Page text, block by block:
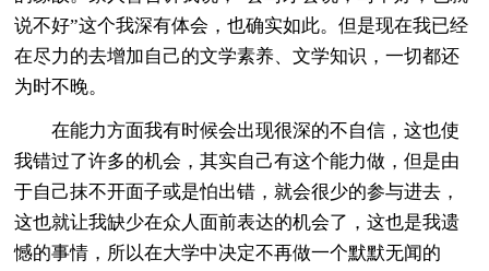
说不好”这个我深有体会，也确实如此。但是现在我已经
在尽力的去增加自己的文学素养、文学知识，一切都还
为时不晚。
在能力方面我有时候会出现很深的不自信，这也使
我错过了许多的机会，其实自己有这个能力做，但是由
于自己抹不开面子或是怕出错，就会很少的参与进去，
这也就让我缺少在众人面前表达的机会了，这也是我遗
憾的事情，所以在大学中决定不再做一个默默无闻的